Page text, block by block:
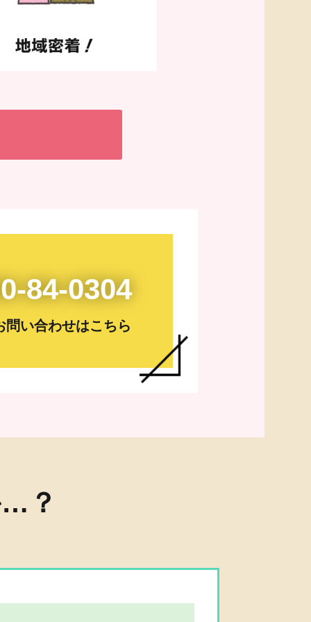
84-0304
問い合わせはこちら
？